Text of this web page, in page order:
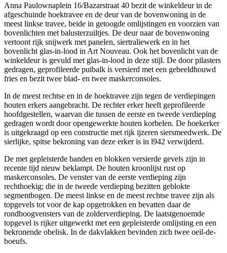
Anna Paulownaplein 16/Bazarstraat 40 bezit de winkeldeur in de
afgeschuinde hoektravee en de deur van de bovenwoning in de
meest linkse travee, beide in getoogde omlijstingen en voorzien van
bovenlichten met balusterzuiltjes. De deur naar de bovenwoning
vertoont rijk snijwerk met panelen, siertraliewerk en in het
bovenlicht glas-in-lood in Art Nouveau. Ook het bovenlicht van de
winkeldeur is gevuld met glas-in-lood in deze stijl. De door pilasters
gedragen, geprofileerde puibalk is versierd met een gebeeldhouwd
fries en bezit twee blad- en twee maskerconsoles.
In de meest rechtse en in de hoektravee zijn tegen de verdiepingen
houten erkers aangebracht. De rechter erker heeft geprofileerde
hoofdgestellen, waarvan die tussen de eerste en tweede verdieping
gedragen wordt door opengewerkte houten korbelen. De hoekerker
is uitgekraagd op een constructie met rijk ijzeren siersmeedwerk. De
sierlijke, spitse bekroning van deze erker is in l942 verwijderd.
De met gepleisterde banden en blokken versierde gevels zijn in
recente tijd nieuw beklampt. De houten kroonlijst rust op
maskerconsoles. De venster van de eerste verdieping zijn
rechthoekig; die in de tweede verdieping bezitten geblokte
segmentbogen. De meest linkse en de meest rechtse travee zijn als
topgevels tot voor de kap opgetrokken en bevatten daar de
rondboogvensters van de zolderverdieping. De laatstgenoemde
topgevel is rijker uitgewerkt met een gepleisterde omlijsting en een
bekronende obelisk. In de dakvlakken bevinden zich twee oeil-de-
boeufs.